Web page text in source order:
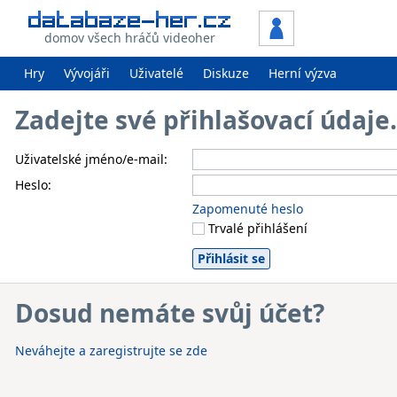
domov všech hráčů videoher
Hry Vývojáři Uživatelé Diskuze Herní výzva
Zadejte své přihlašovací
Uživatelské jméno/e-mail:
Heslo:
Zapomenuté heslo
Trvalé přihlášení
Dosud nemáte svůj účet?
Neváhejte a zaregistrujte se zde